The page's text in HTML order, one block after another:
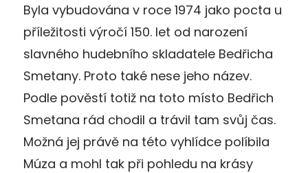
Byla vybudována v roce 1974 jako pocta u
příležitosti výročí 150. let od narození
slavného hudebního skladatele Bedřicha
Smetany. Proto také nese jeho název.
Podle pověstí totiž na toto místo Bedřich
Smetana rád chodil a trávil tam svůj čas.
Možná jej právě na této vyhlídce políbila
Múza a mohl tak při pohledu na krásy